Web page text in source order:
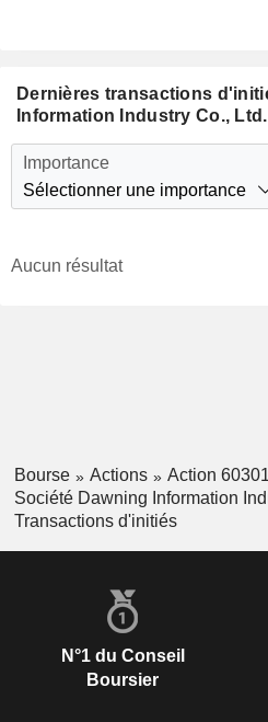
Dernières transactions
Information Industry Co., Ltd.
Importance
Sélectionner une importance
Aucun résultat
Bourse Actions
Action
Société Dawning Information
Transactions d'initiés
N°1 du Conseil
Boursier